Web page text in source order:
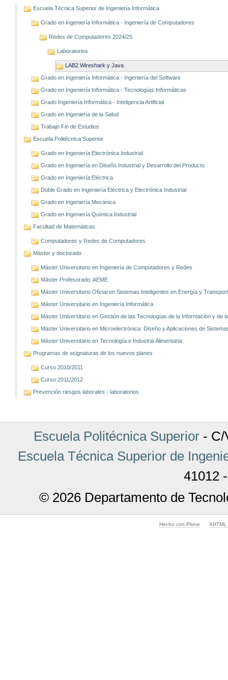
Escuela Técnica Superior de Ingeniería Informática
Grado en Ingeniería Informática - Ingeniería de Computadores
Redes de Computadores 2024/25
Laboratorios
LAB2 Wireshark y Java
Grado en Ingeniería Informática - Ingeniería del Software
Grado en Ingeniería Informática - Tecnologías Informáticas
Grado Ingeniería Informática - Inteligencia Artificial
Grado en Ingeniería de la Salud
Trabajo Fin de Estudios
Escuela Politécnica Superior
Grado en Ingeniería Electrónica Industrial
Grado en Ingeniería en Diseño Industrial y Desarrollo del Producto
Grado en Ingeniería Eléctrica
Doble Grado en Ingeniería Eléctrica y Electrónica Industrial
Grado en Ingeniería Mecánica
Grado en Ingeniería Química Industrial
Facultad de Matemáticas
Computadores y Redes de Computadores
Máster y doctorado
Máster Universitario en Ingeniería de Computadores y Redes
Máster Profesorado. AEME
Máster Universitario Oficial en Sistemas Inteligentes en Energía y
Máster Universitario en Ingeniería Informática
Máster Universitario en Gestión de las Tecnologías de la Información y de
Máster Universitario en Microelectrónica: Diseño y Aplicaciones de
Máster Universitario en Tecnología e Industria Alimentaria
Programas de asignaturas de los nuevos planes
Curso 2010/2011
Curso 2011/2012
Prevención riesgos laborales - laboratorios
Escuela Politécnica Superior- C/
Escuela Técnica Superior de
41012
© 2026 Departamento de
Hecho con Plone XHTML